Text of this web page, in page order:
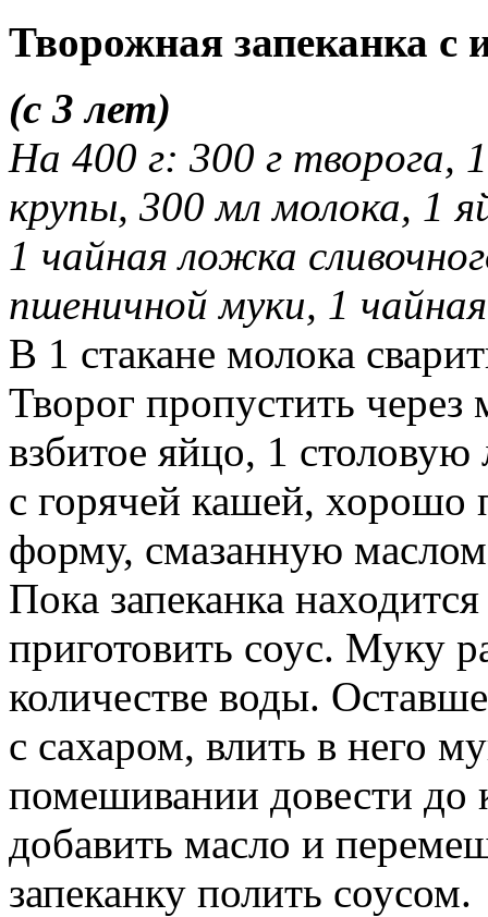
Творожная запеканка
(с 3 лет)
На 400 г: 300 г творога,
крупы, 300 мл молока, 1
1 чайная ложка
пшеничной муки, 1
В 1 стакане молока
Творог пропустить через
взбитое яйцо, 1
с горячей кашей, хорошо
форму, смазанную
Пока запеканка
приготовить соус. Муку
количестве воды.
с сахаром, влить в него
помешивании довести до
добавить масло и
запеканку полить соусом.